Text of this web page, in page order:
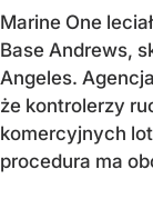
Marine One
Base Andrews,
Angeles.
że kontrolerzy
komercyjnych
procedura ma